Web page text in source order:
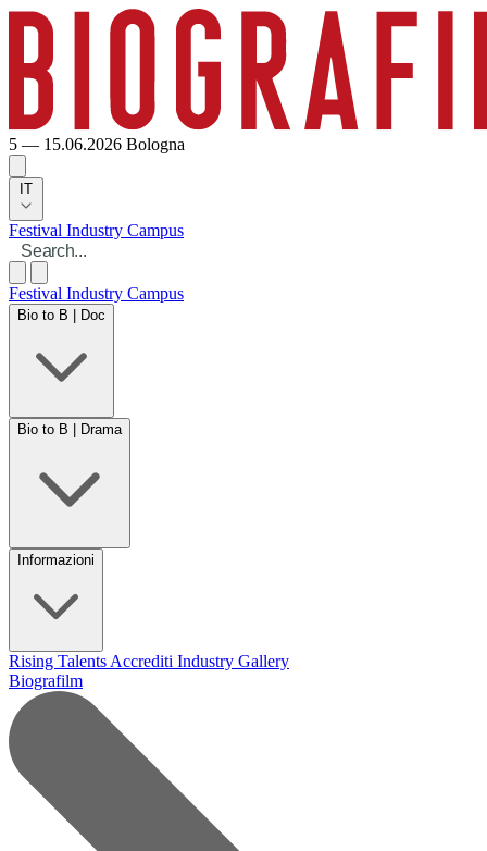
5 — 15.06.2026 Bologna
IT
Festival Industry Campus
Festival Industry Campus
Bio to B | Doc
Bio to B | Drama
Informazioni
Rising Talents Accrediti Industry Gallery
Biografilm